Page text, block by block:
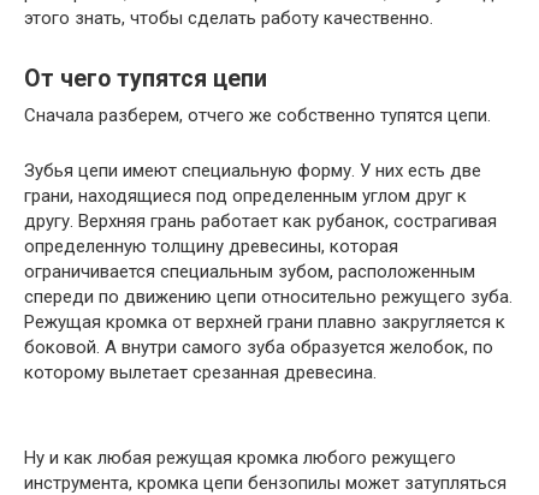
этого знать, чтобы сделать работу качественно.
От чего тупятся цепи
Сначала разберем, отчего же собственно тупятся цепи.
Зубья цепи имеют специальную форму. У них есть две
грани, находящиеся под определенным углом друг к
другу. Верхняя грань работает как рубанок, сострагивая
определенную толщину древесины, которая
ограничивается специальным зубом, расположенным
спереди по движению цепи относительно режущего зуба.
Режущая кромка от верхней грани плавно закругляется к
боковой. А внутри самого зуба образуется желобок, по
которому вылетает срезанная древесина.
Ну и как любая режущая кромка любого режущего
инструмента, кромка цепи бензопилы может затупляться